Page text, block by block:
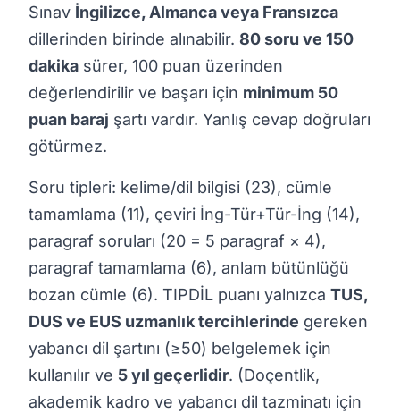
Sınav İngilizce, Almanca veya Fransızca
dillerinden birinde alınabilir. 80 soru ve 150
dakika sürer, 100 puan üzerinden
değerlendirilir ve başarı için minimum 50
puan baraj şartı vardır. Yanlış cevap doğruları
götürmez.
Soru tipleri: kelime/dil bilgisi (23), cümle
tamamlama (11), çeviri İng-Tür+Tür-İng (14),
paragraf soruları (20 = 5 paragraf × 4),
paragraf tamamlama (6), anlam bütünlüğü
bozan cümle (6). TIPDİL puanı yalnızca TUS,
DUS ve EUS uzmanlık tercihlerinde gereken
yabancı dil şartını (≥50) belgelemek için
kullanılır ve 5 yıl geçerlidir. (Doçentlik,
akademik kadro ve yabancı dil tazminatı için